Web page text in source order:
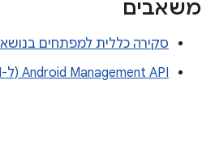
משאבים
סקירה כללית למפתחים בנושא Android Enterprise
Android Management API (ל-EMM)